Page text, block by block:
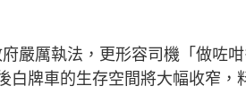
嚴厲執法，更形容司機「做咗
白牌車的生存空間將大幅收窄，